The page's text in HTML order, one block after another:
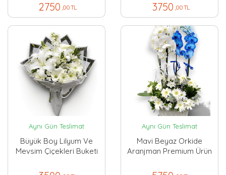
2750 ,00 TL 3750 ,00 TL
Aynı Gün Teslimat
Büyük Boy Lilyum Ve
Mevsim Çiçekleri Buketi
Aynı Gün Teslimat
Mavi Beyaz Orkide
Aranjman Premium Ürün